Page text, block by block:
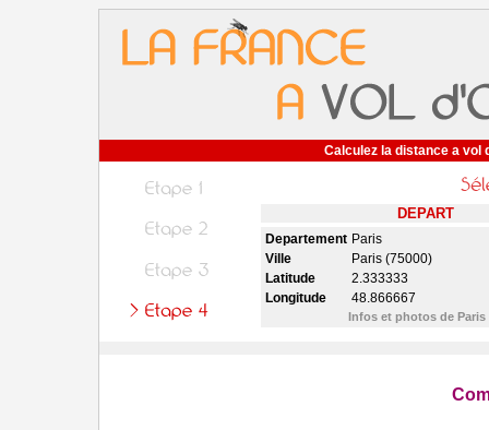
Calculez la distance a vol
DEPART
Departement Paris
Ville
Paris (75000)
Latitude
2.333333
Longitude
48.866667
Infos et photos de Paris